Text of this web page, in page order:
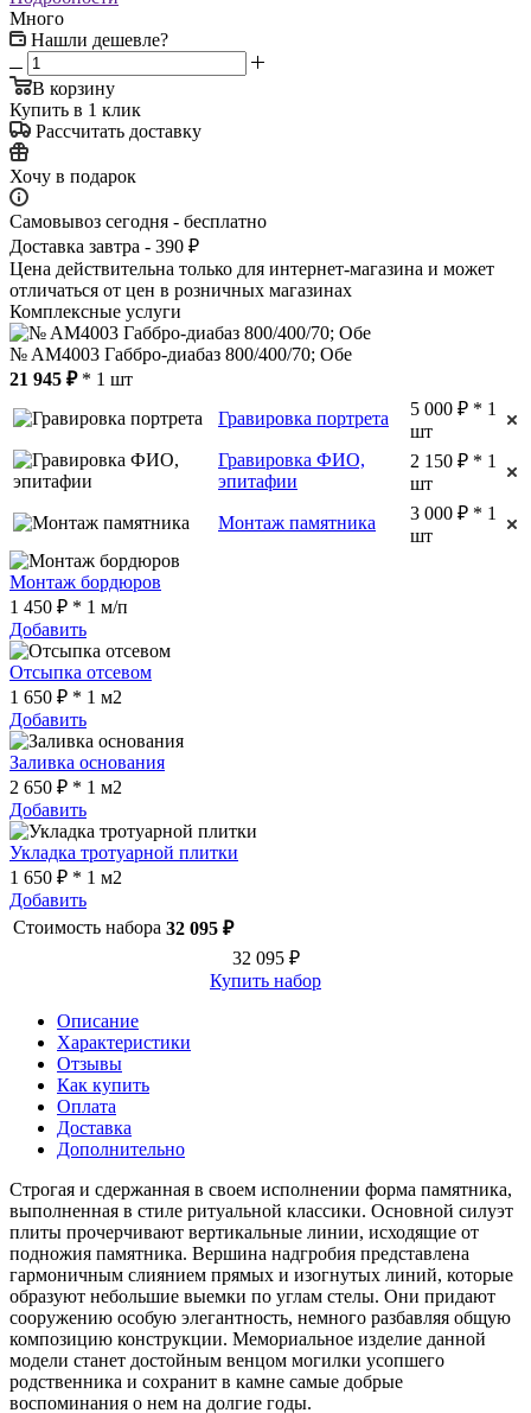
Много
Нашли дешевле?
В корзину
Купить в 1 клик
Рассчитать доставку
Хочу в подарок
Самовывоз сегодня - бесплатно
Доставка завтра - 390 ₽
Цена действительна только для интернет-магазина и может
отличаться от цен в розничных магазинах
Комплексные услуги
№ AM4003 Габбро-диабаз 800/400/70; Обе
21 945 ₽* 1 шт
Гравировка портрета
5 000 ₽ * 1
шт
Гравировка ФИО,
эпитафии
2 150 ₽ * 1
шт
Монтаж памятника
3 000 ₽ * 1
шт
Монтаж бордюров
1 450 ₽ * 1 м/п
Добавить
Отсыпка отсевом
1 650 ₽ * 1 м2
Добавить
Заливка основания
2 650 ₽ * 1 м2
Добавить
Укладка тротуарной плитки
1 650 ₽ * 1 м2
Добавить
Стоимость набора 32 095 ₽
32 095 ₽
Купить набор
Описание
Характеристики
Отзывы
Как купить
Оплата
Доставка
Дополнительно
Строгая и сдержанная в своем исполнении форма памятника,
выполненная в стиле ритуальной классики. Основной силуэт
плиты прочерчивают вертикальные линии, исходящие от
подножия памятника. Вершина надгробия представлена
гармоничным слиянием прямых и изогнутых линий, которые
образуют небольшие выемки по углам стелы. Они придают
сооружению особую элегантность, немного разбавляя общую
композицию конструкции. Мемориальное изделие данной
модели станет достойным венцом могилки усопшего
родственника и сохранит в камне самые добрые
воспоминания о нем на долгие годы.